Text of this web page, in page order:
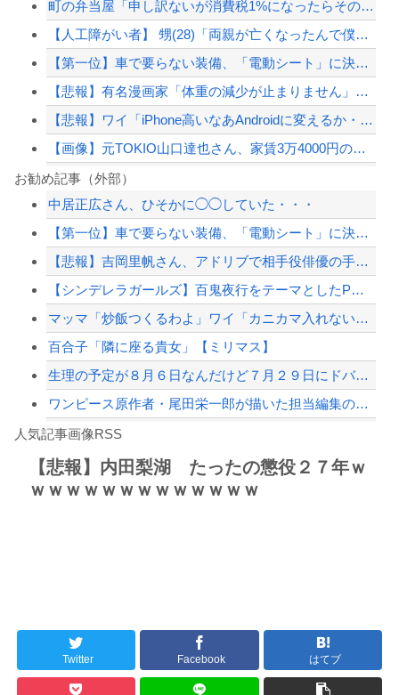
町の弁当屋「申し訳ないが消費税1%になったらその分商品代を値上げするわ」
【人工障がい者】 甥(28)「両親が亡くなったんで僕のこと引き取ってほしいんです...
【第一位】車で要らない装備、「電動シート」に決まる・・・
【悲報】有名漫画家「体重の減少が止まりません」→ファンから心配の声
【悲報】ワイ「iPhone高いなあAndroidに変えるか・・・おっこれええやん...
【画像】元TOKIO山口達也さん、家賃3万4000円の湘南の家からYouTube...
東大「貯金あと数年で尽きます」→研究者削減へ…
20代「50年ローンでええやろ」←これマジ？？？
海外「ディズニーがゴミのようだ！」日本がアニメ化した米人気SF作品に絶賛の声が殺...
【配信者】「金バエ」のSNS更新が1週間途絶え、様々な憶測が飛び交う。1週間ぶり...
【緊急速報】NYで警官が黒人男性の首を絞め、暴動第二波不可避へ
Powered by livedoor 相互RSS
お勧め記事（外部）
中居正広さん、ひそかに◯◯していた・・・
【第一位】車で要らない装備、「電動シート」に決まる・・・
【悲報】吉岡里帆さん、アドリブで相手役俳優の手を取りお胸に押し当てる（※画像あり...
【シンデレラガールズ】百鬼夜行をテーマとしたPOP UP SHOPが東京・大阪に...
マッマ「炒飯つくるわよ」ワイ「カニカマ入れないで💢」
百合子「隣に座る貴女」【ミリマス】
生理の予定が８月６日なんだけど７月２９日にドバッと鮮血でたから生理かな？って思っ...
ワンピース原作者・尾田栄一郎が描いた担当編集の似顔絵「ムダに東大卒」
【動画】高速道路を走行中の車からリアガラスが飛んでくる事故(ﾟoﾟ)
8/4のニュース
Powered by livedoor 相互RSS
人気記事画像RSS
【悲報】内田梨湖 たったの懲役２７年ｗ
ｗｗｗｗｗｗｗｗｗｗｗｗｗ
Twitter Facebook はてブ